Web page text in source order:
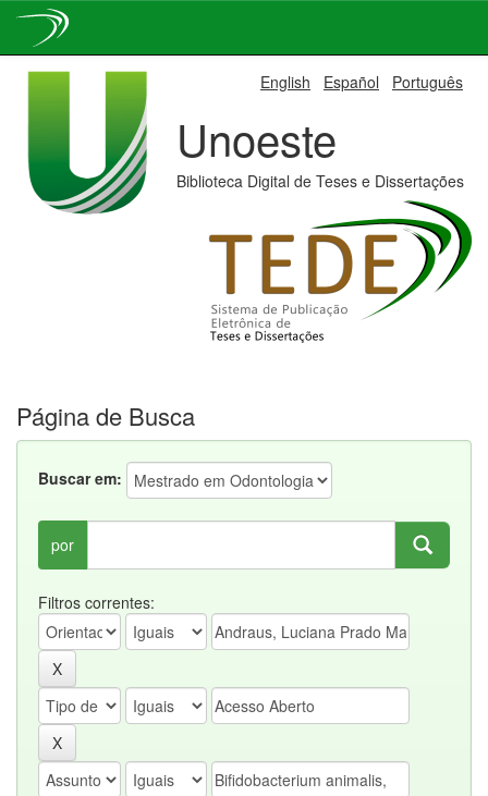
English Español Português
Unoeste
Biblioteca Digital de Teses e Dissertações
Página de Busca
Buscar em:
por
Filtros correntes: